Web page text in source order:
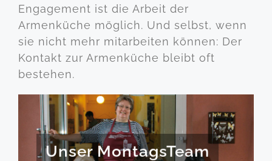
Engagement ist die Arbeit der
Armenküche möglich. Und selbst, wenn
sie nicht mehr mitarbeiten können: Der
Kontakt zur Armenküche bleibt oft
bestehen.
Unser MontagsTeam